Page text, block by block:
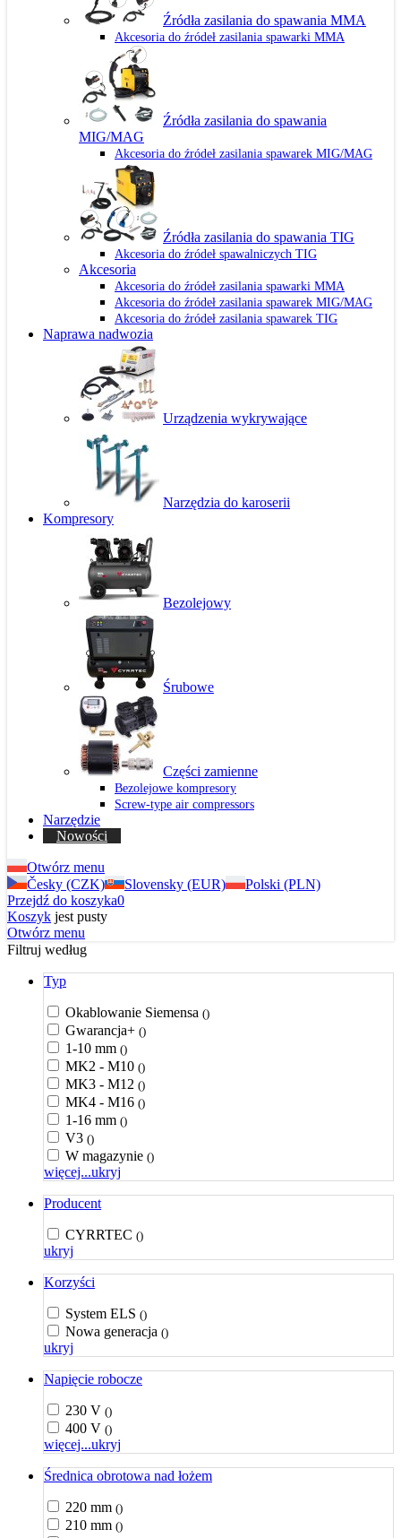
Źródła zasilania do spawania MMA
Akcesoria do źródeł zasilania spawarki MMA
Źródła zasilania do spawania
MIG/MAG
Akcesoria do źródeł zasilania spawarek MIG/MAG
Źródła zasilania do spawania TIG
Akcesoria do źródeł spawalniczych TIG
Akcesoria
Akcesoria do źródeł zasilania spawarki MMA
Akcesoria do źródeł zasilania spawarek MIG/MAG
Akcesoria do źródeł zasilania spawarek TIG
Naprawa nadwozia
Urządzenia wykrywające
Narzędzia do karoserii
Kompresory
Bezolejowy
Śrubowe
Części zamienne
Bezolejowe kompresory
Screw-type air compressors
Narzędzie
Nowości
Otwórz menu
Česky (CZK)
Slovensky (EUR)
Polski (PLN)
Przejdź do koszyka0
Koszyk jest pusty
Otwórz menu
Filtruj według
Typ
Okablowanie Siemensa ()
Gwarancja+ ()
1-10 mm ()
MK2 - M10 ()
MK3 - M12 ()
MK4 - M16 ()
1-16 mm ()
V3 ()
W magazynie ()
więcej...ukryj
Producent
CYRRTEC ()
ukryj
Korzyści
System ELS ()
Nowa generacja ()
ukryj
Napięcie robocze
230 V ()
400 V ()
więcej...ukryj
Średnica obrotowa nad łożem
220 mm ()
210 mm ()